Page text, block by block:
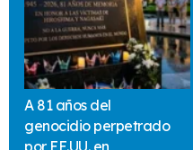
A 81 años del
genocidio perpetrado
por EE.UU. en